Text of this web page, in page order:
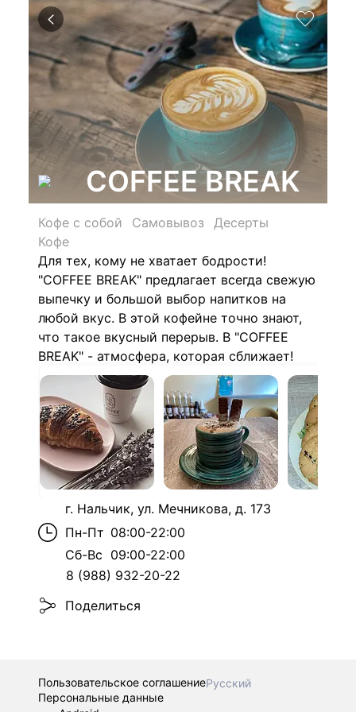
COFFEE BREAK
Кофе с собой Самовывоз
Десерты
Кофе
Для тех, кому не хватает бодрости!
"COFFEE BREAK" предлагает всегда свежую
выпечку и большой выбор напитков на
любой вкус. В этой кофейне точно знают,
что такое вкусный перерыв. В "COFFEE
BREAK" - атмосфера, которая сближает!
г. Нальчик, ул. Мечникова, д. 173
Пн-Пт 08:00-22:00
Сб-Вс 09:00-22:00
8 (988) 932-20-22
Поделиться
Пользовательское соглашениеРусский
Персональные данные